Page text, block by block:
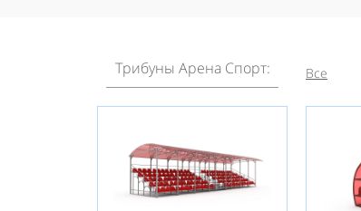
Трибуны Арена Спорт: Все